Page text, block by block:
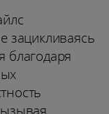
зацикливаясь
благодаря